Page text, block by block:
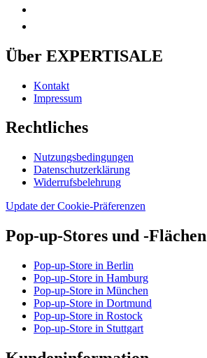
Über EXPERTISALE
Kontakt
Impressum
Rechtliches
Nutzungsbedingungen
Datenschutzerklärung
Widerrufsbelehrung
Update der Cookie-Präferenzen
Pop-up-Stores und -Flächen
Pop-up-Store in Berlin
Pop-up-Store in Hamburg
Pop-up-Store in München
Pop-up-Store in Dortmund
Pop-up-Store in Rostock
Pop-up-Store in Stuttgart